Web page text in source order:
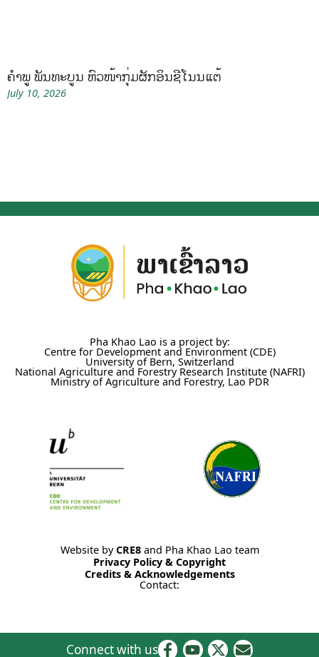
ຄໍາພູ ພັນທະບູນ ຫົວໜ້າກຸ່ມຜັກອິນຊີໂນນແຕ້
July 10, 2026
Pha Khao Lao is a project by:
Centre for Development and Environment (CDE)
University of Bern, Switzerland
National Agriculture and Forestry Research Institute (NAFRI)
Ministry of Agriculture and Forestry, Lao PDR
Website byCRE8and Pha Khao Lao team
Privacy Policy & Copyright
Credits & Acknowledgements
Contact:
Connect with us